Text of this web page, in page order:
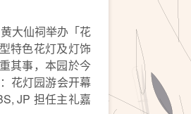
大仙祠举办「花
特色花灯及灯饰
其事，本园於今
花灯园游会开幕
JP 担任主礼嘉